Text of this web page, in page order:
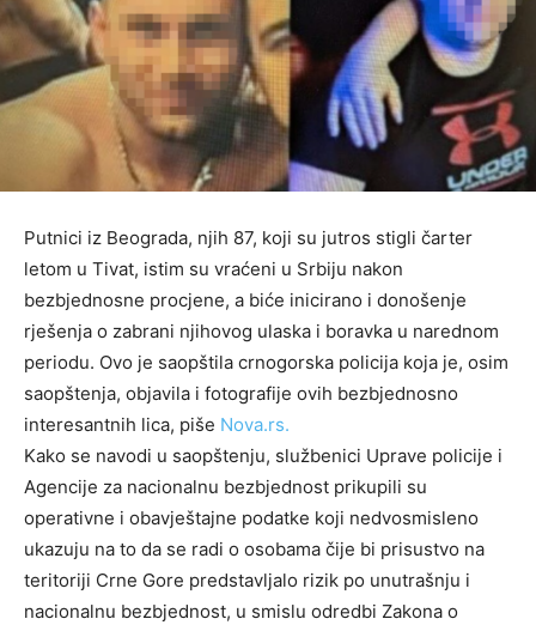
Putnici iz Beograda, njih 87, koji su jutros stigli čarter
letom u Tivat, istim su vraćeni u Srbiju nakon
bezbjednosne procjene, a biće inicirano i donošenje
rješenja o zabrani njihovog ulaska i boravka u narednom
periodu. Ovo je saopštila crnogorska policija koja je, osim
saopštenja, objavila i fotografije ovih bezbjednosno
interesantnih lica, piše Nova.rs.
Kako se navodi u saopštenju, službenici Uprave policije i
Agencije za nacionalnu bezbjednost prikupili su
operativne i obavještajne podatke koji nedvosmisleno
ukazuju na to da se radi o osobama čije bi prisustvo na
teritoriji Crne Gore predstavljalo rizik po unutrašnju i
nacionalnu bezbjednost, u smislu odredbi Zakona o